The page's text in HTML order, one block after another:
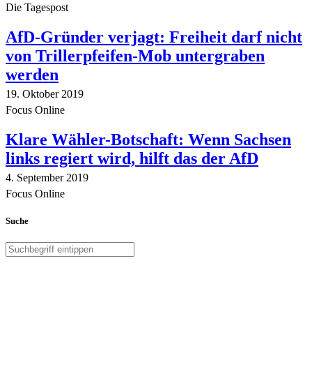
Die Tagespost
AfD-Gründer verjagt: Freiheit darf nicht
von Trillerpfeifen-Mob untergraben
werden
19. Oktober 2019
Focus Online
Klare Wähler-Botschaft: Wenn Sachsen
links regiert wird, hilft das der AfD
4. September 2019
Focus Online
Suche